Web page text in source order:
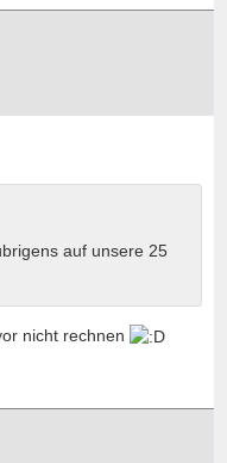
auf unsere 25
nicht rechnen